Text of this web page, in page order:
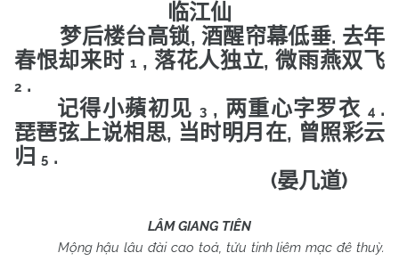
临江仙
梦后楼台高锁, 酒醒帘幕低垂. 去年
春恨却来时 1 , 落花人独立,微雨燕双飞
2 .
记得小蘋初见 3, 两重心字罗衣 4 .
琵琶弦上说相思, 当时明月在, 曾照彩云
归 5 .
(晏几道)
LÂM GIANG TIÊN
Mộng hậu lâu đài cao toả, tửu tinh liêm mạc đê thuỳ.